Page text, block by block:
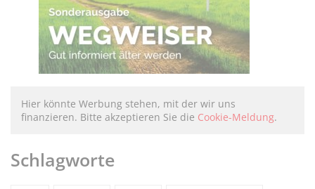
Hier könnte Werbung stehen, mit der wir uns
finanzieren. Bitte akzeptieren Sie die Cookie-Meldung.
Schlagworte